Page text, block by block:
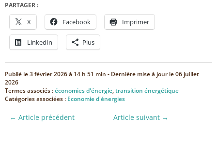
PARTAGER :
X Facebook Imprimer
LinkedIn Plus
Publié le3 février 2026 à 14 h 51 min - Dernière mise à jour le06 juillet
2026
Termes associés :économies d'énergie,transition énergétique
Catégories associées : Economie d'énergies
← Article précédent Article suivant →